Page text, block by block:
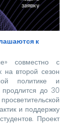
к
совместно с
на второй сезон
политике и
продлится до 30
и поддержку
Проект
в рамках